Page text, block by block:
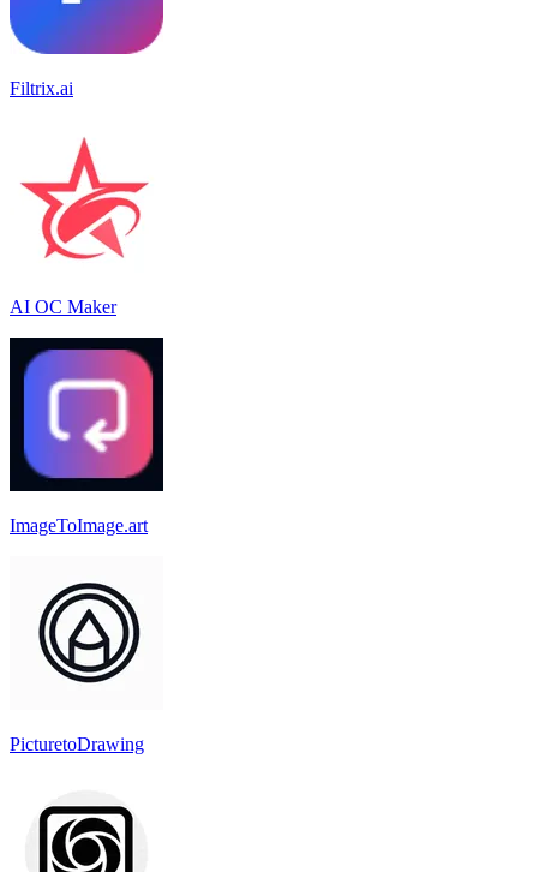
Filtrix.ai
AI OC Maker
ImageToImage.art
PicturetoDrawing